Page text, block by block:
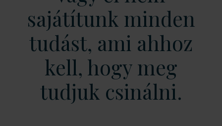
sajátítunk minden
tudást, ami ahhoz
kell, hogy meg
tudjuk csinálni.